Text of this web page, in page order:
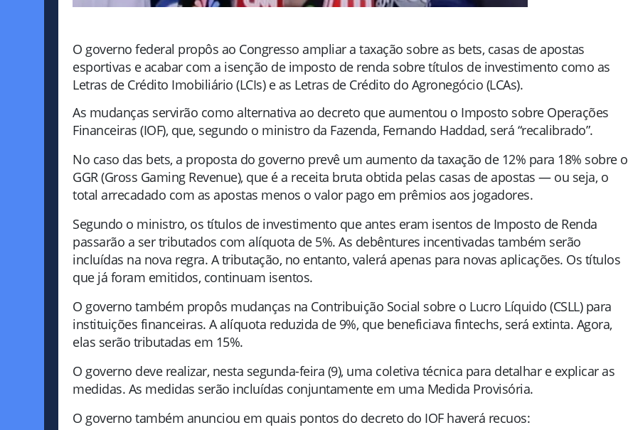
O governo federal propôs ao Congresso ampliar a taxação sobre as bets, casas de apostas
esportivas e acabar com a isenção de imposto de renda sobre títulos de investimento como as
Letras de Crédito Imobiliário (LCIs) e as Letras de Crédito do Agronegócio (LCAs).
As mudanças servirão como alternativa ao decreto que aumentou o Imposto sobre Operações
Financeiras (IOF), que, segundo o ministro da Fazenda, Fernando Haddad, será “recalibrado”.
No caso das bets, a proposta do governo prevê um aumento da taxação de 12% para 18% sobre o
GGR (Gross Gaming Revenue), que é a receita bruta obtida pelas casas de apostas — ou seja, o
total arrecadado com as apostas menos o valor pago em prêmios aos jogadores.
Segundo o ministro, os títulos de investimento que antes eram isentos de Imposto de Renda
passarão a ser tributados com alíquota de 5%. As debêntures incentivadas também serão
incluídas na nova regra. A tributação, no entanto, valerá apenas para novas aplicações. Os títulos
que já foram emitidos, continuam isentos.
O governo também propôs mudanças na Contribuição Social sobre o Lucro Líquido (CSLL) para
instituições financeiras. A alíquota reduzida de 9%, que beneficiava fintechs, será extinta. Agora,
elas serão tributadas em 15%.
O governo deve realizar, nesta segunda-feira (9), uma coletiva técnica para detalhar e explicar as
medidas. As medidas serão incluídas conjuntamente em uma Medida Provisória.
O governo também anunciou em quais pontos do decreto do IOF haverá recuos: